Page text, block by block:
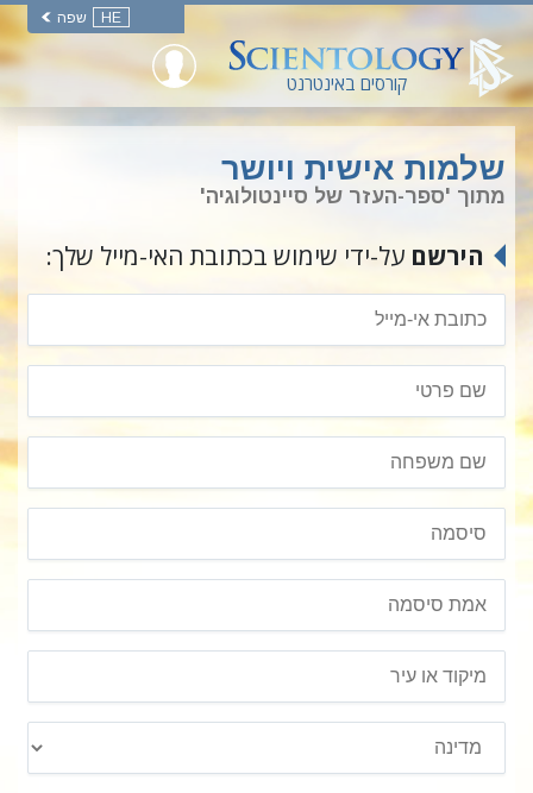
HE שפה
קורסים באינטרנט
שלמות אישית ויושר
מתוך 'ספר-העזר של סיינטולוגיה'
הירשם על-ידי שימוש בכתובת האי-מייל שלך: